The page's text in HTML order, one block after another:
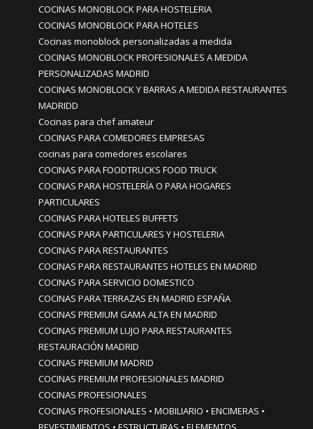
COCINAS MONOBLOCK PARA HOSTELERIA
COCINAS MONOBLOCK PARA HOTELES
Cocinas monoblock personalizadas a medida
COCINAS MONOBLOCK PROFESIONALES A MEDIDA
PERSONALIZADAS MADRID
COCINAS MONOBLOCK Y BARRAS A MEDIDA RESTAURANTES
MADRIDD
Cocinas para chef amateur
COCINAS PARA COMEDORES EMPRESAS
cocinas para comedores escolares
COCINAS PARA FOODTRUCKS FOOD TRUCK
COCINAS PARA HOSTELERÍA O PARA HOGARES
PARTICULARES
COCINAS PARA HOTELES BUFFETS
COCINAS PARA PARTICULARES Y HOSTELERIA
COCINAS PARA RESTAURANTES
COCINAS PARA RESTAURANTES HOTELES EN MADRID
COCINAS PARA SERVICIO DOMESTICO
COCINAS PARA TERRAZAS EN MADRID ESPAÑA
COCINAS PREMIUM GAMA ALTA EN MADRID
COCINAS PREMIUM LUJO PARA RESTAURANTES
RESTAURACIÓN MADRID
COCINAS PREMIUM MADRID
COCINAS PREMIUM PROFESIONALES MADRID
COCINAS PROFESIONALES
COCINAS PROFESIONALES • MOBILIARIO • ENCIMERAS •